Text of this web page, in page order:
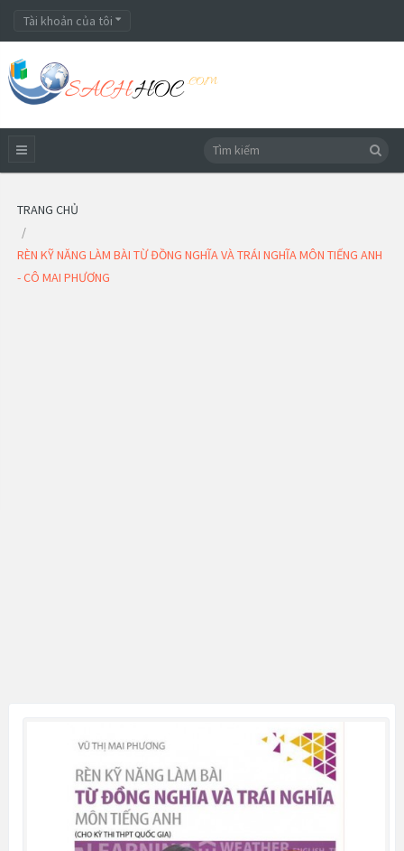
Tài khoản của tôi
TRANG CHỦ
RÈN KỸ NĂNG LÀM BÀI TỪ ĐỒNG NGHĨA VÀ TRÁI NGHĨA MÔN TIẾNG ANH
- CÔ MAI PHƯƠNG